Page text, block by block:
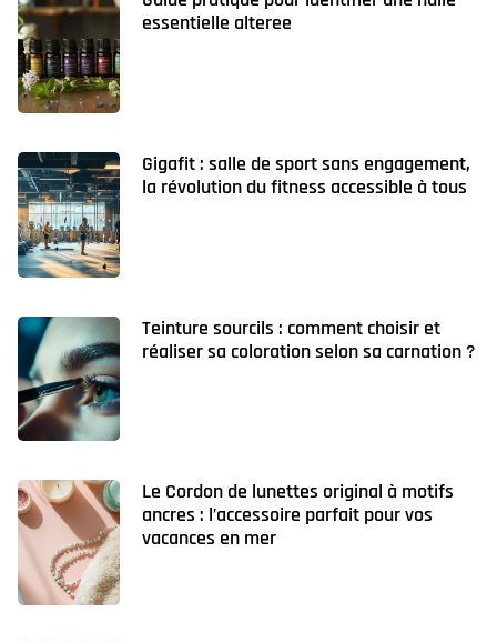
essentielle alteree
Gigafit : salle de sport sans engagement,
la révolution du fitness accessible à tous
Teinture sourcils : comment choisir et
réaliser sa coloration selon sa carnation ?
Le Cordon de lunettes original à motifs
ancres : l’accessoire parfait pour vos
vacances en mer